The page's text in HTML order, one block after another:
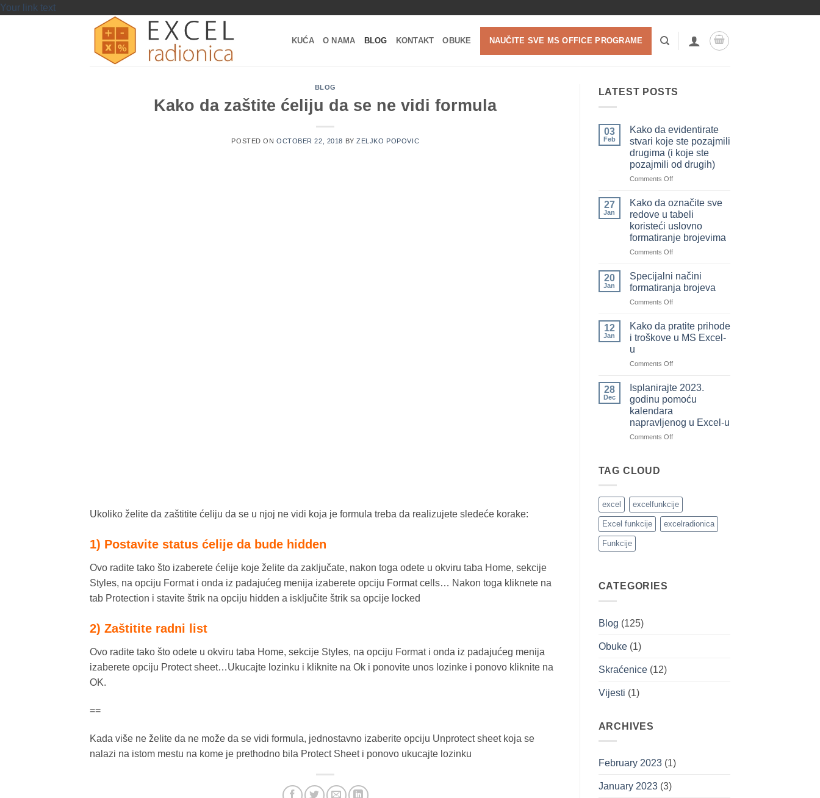
Your link textSkip
KUĆA O NAMA BLOG KONTAKT OBUKE NAUČITE SVE MS OFFICE PROGRAME
BLOG
Kako da zaštite ćeliju da se ne vidi formula
POSTED ONOCTOBER 22, 2018 BYZELJKO POPOVIC
Ukoliko želite da zaštitite ćeliju da se u njoj ne vidi koja je formula treba da realizujete sledeće korake:
1) Postavite status ćelije da bude hidden
Ovo radite tako što izaberete ćelije koje želite da zaključate, nakon toga odete u okviru taba Home, sekcije
Styles, na opciju Format i onda iz padajućeg menija izaberete opciju Format cells… Nakon toga kliknete na
tab Protection i stavite štrik na opciju hidden a isključite štrik sa opcije locked
2) Zaštitite radni list
Ovo radite tako što odete u okviru taba Home, sekcije Styles, na opciju Format i onda iz padajućeg menija
izaberete opciju Protect sheet…Ukucajte lozinku i kliknite na Ok i ponovite unos lozinke i ponovo kliknite na
OK.
==
Kada više ne želite da ne može da se vidi formula, jednostavno izaberite opciju Unprotect sheet koja se
nalazi na istom mestu na kome je prethodno bila Protect Sheet i ponovo ukucajte lozinku
LATEST POSTS
03
Feb
Kako da evidentirate
stvari koje ste pozajmili
drugima (i koje ste
pozajmili od drugih)
Comments Offon
evidentirate
stvari
koje
ste
pozajmili
(i
koje
ste
pozajmili
drugih)
27
Jan
Kako da označite sve
redove u tabeli
koristeći uslovno
formatiranje brojevima
Comments Offon
da
označite
sve
redove
tabeli
koristeći
brojevima
20
Jan
Specijalni načini
formatiranja brojeva
Comments Offon
načini
formatiranja
brojeva
12
Jan
Kako da pratite prihode
i troškove u MS Excel-
u
Comments Offon
pratite
prihode
i
troškove
u
28
Dec
Isplanirajte 2023.
godinu pomoću
kalendara
napravljenog u Excel-u
Comments Offon
napravljenog
u
Excel-
TAG CLOUD
excel excelfunkcije
Excel funkcije excelradionica
Funkcije
CATEGORIES
Blog (125)
Obuke(1)
Skraćenice(12)
Vijesti (1)
ARCHIVES
February 2023(1)
January 2023(3)